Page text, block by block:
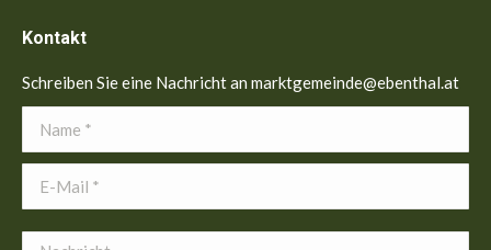
Kontakt
Schreiben Sie eine Nachricht an marktgemeinde@ebenthal.at
Name *
E-Mail *
Nachricht